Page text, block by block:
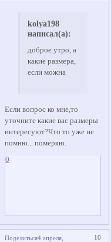
kolya198
написал(а):
доброе утро, а
какие размера,
если можна
Если вопрос ко мне,то
уточните какие вас размеры
интересуют?Что то уже не
помню... померяю.
0
Поделиться 10
4 апреля,